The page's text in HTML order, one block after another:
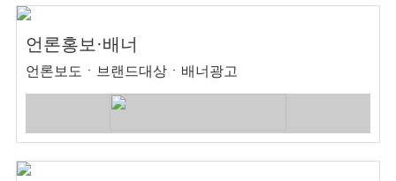
언론홍보·배너
언론보도ㆍ브랜드대상ㆍ배너광고